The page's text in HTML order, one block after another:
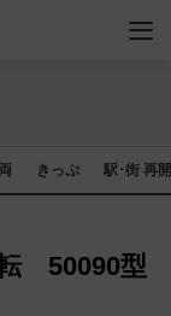
きっぷ 駅･街 再
50090型